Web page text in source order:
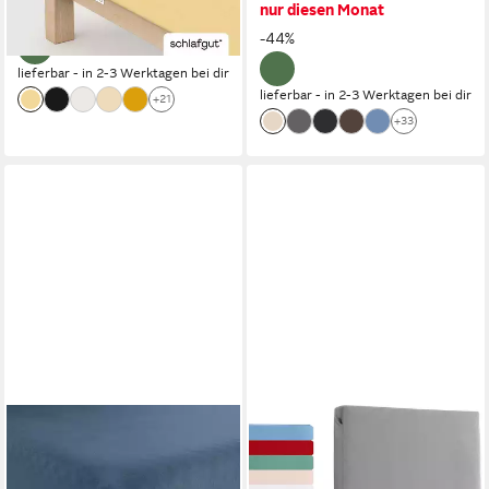
Matratzen bis 30cm Höhe,
dehnbar blickdicht, straff
lieferbar - in 2-3 Werktagen bei dir
+21
nur diesen Monat
-44%
lieferbar - in 2-3 Werktagen bei dir
+33
LIVESSA
Spannbettlaken Jersey